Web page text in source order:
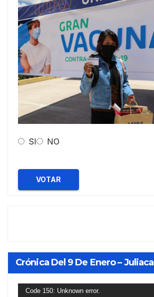
SI NO
VOTAR
Crónica Del 9 De Enero – Juliaca
Reproductor
Code 150: Unknown error.